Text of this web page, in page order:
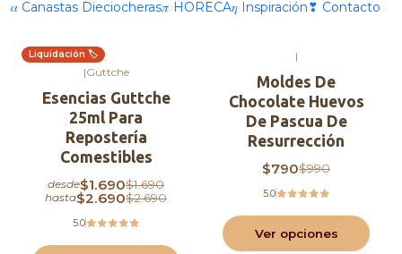
𝛼 Canastas Dieciocheras𝜋 HORECA𝜂 Inspiración❣ Contacto
-37%OFF
Liquidación 🏷️
|Guttche
Esencias Guttche
25ml Para
Repostería
Comestibles
desde$1.690$1.690
hasta$2.690$2.690
5.0
|
Moldes De
Chocolate Huevos
De Pascua De
Resurrección
$790$990
5.0
Ver opciones